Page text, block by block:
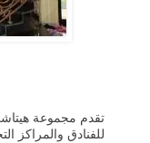
تقدم مجموعة
للفنادق والمراكز